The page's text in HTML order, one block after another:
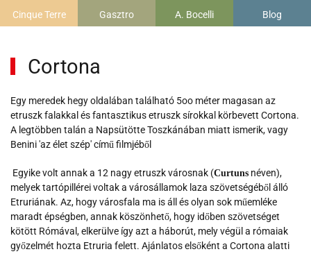
Cinque Terre Gasztro A. Bocelli Blog
Cortona
Egy meredek hegy oldalában található 5oo méter magasan az
etruszk falakkal és fantasztikus etruszk sírokkal körbevett Cortona.
A legtöbben talán a Napsütötte Toszkánában miatt ismerik, vagy
Benini 'az élet szép' című filmjéből
Egyike volt annak a 12 nagy etruszk városnak (Curtuns néven),
melyek tartópillérei voltak a városállamok laza szövetségéből álló
Etruriának. Az, hogy városfala ma is áll és olyan sok műemléke
maradt épségben, annak köszönhető, hogy időben szövetséget
kötött Rómával, elkerülve így azt a háborút, mely végül a rómaiak
győzelmét hozta Etruria felett. Ajánlatos elsőként a Cortona alatti